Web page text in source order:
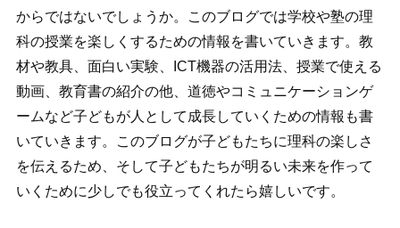
からではないでしょうか。このブログでは学校や塾の理
科の授業を楽しくするための情報を書いていきます。教
材や教具、面白い実験、ICT機器の活用法、授業で使える
動画、教育書の紹介の他、道徳やコミュニケーションゲ
ームなど子どもが人として成長していくための情報も書
いていきます。このブログが子どもたちに理科の楽しさ
を伝えるため、そして子どもたちが明るい未来を作って
いくために少しでも役立ってくれたら嬉しいです。